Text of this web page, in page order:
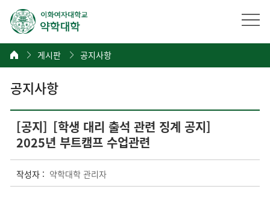
게시판 공지사항
공지사항
[공지] [학생 대리 출석 관련 징계 공지]
2025년 부트캠프 수업관련
작성자 : 약학대학 관리자